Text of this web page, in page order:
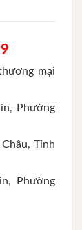
mại
Phường
Tỉnh
Phường